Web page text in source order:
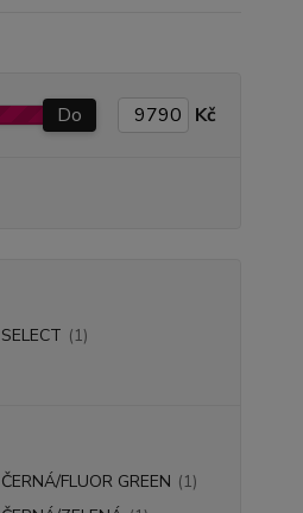
Do Kč
SELECT (1)
ČERNÁ/FLUOR GREEN (1)